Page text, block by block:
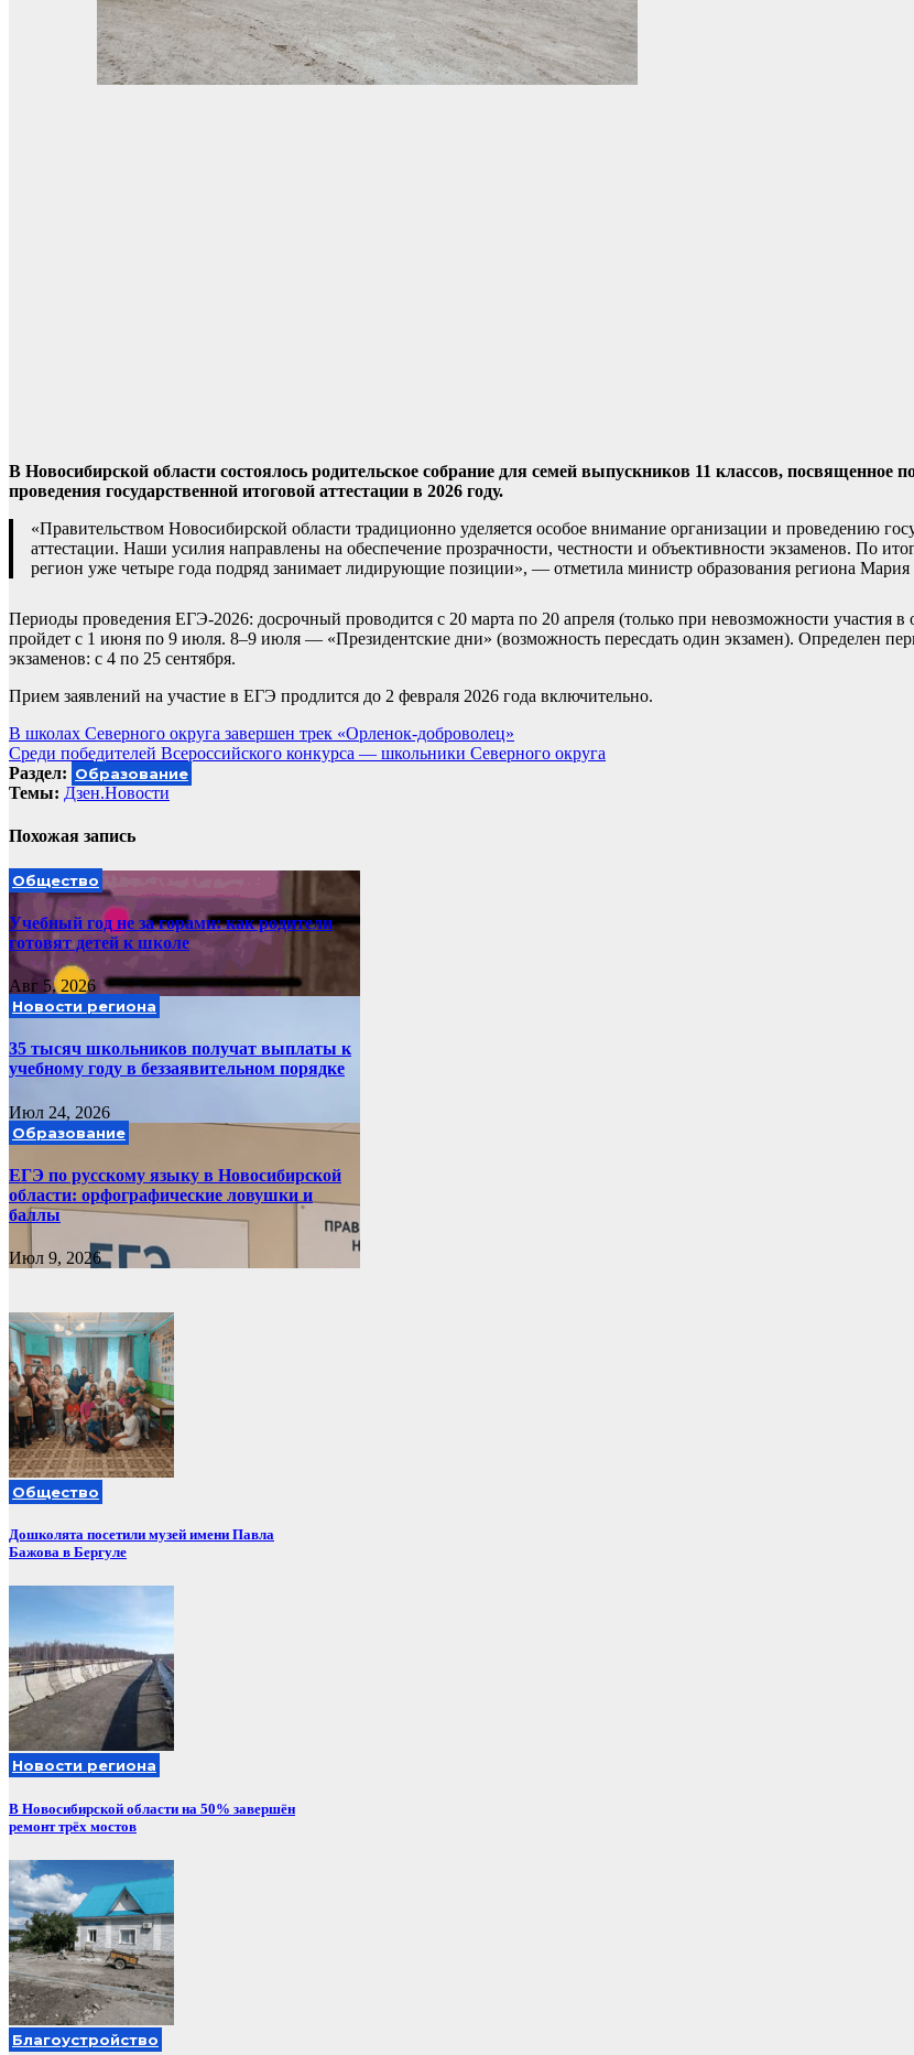
В Новосибирской области состоялось родительское собрание для семей выпускников 11 классов, посвященное
проведения государственной итоговой аттестации в 2026 году.
«Правительством Новосибирской области традиционно уделяется особое внимание организации и проведению
аттестации. Наши усилия направлены на обеспечение прозрачности, честности и объективности экзаменов. По
регион уже четыре года подряд занимает лидирующие позиции», — отметила министр образования региона
Периоды проведения ЕГЭ-2026: досрочный проводится с 20 марта по 20 апреля (только при невозможности участия
пройдет с 1 июня по 9 июля. 8–9 июля — «Президентские дни» (возможность пересдать один экзамен). Определен
экзаменов: с 4 по 25 сентября.
Прием заявлений на участие в ЕГЭ продлится до 2 февраля 2026 года включительно.
Навигация
по
записям
В школах Северного округа завершен трек «Орленок-доброволец»
Среди победителей Всероссийского конкурса — школьники Северного округа
Раздел: Образование
Темы: Дзен.Новости
Похожая запись
Общество
Учебный год не за горами: как родители
готовят детей к школе
Авг 5, 2026
Новости региона
35 тысяч школьников получат выплаты к
учебному году в беззаявительном порядке
Июл 24, 2026
Образование
ЕГЭ по русскому языку в Новосибирской
области: орфографические ловушки и
баллы
Июл 9, 2026
Общество
Дошколята посетили музей имени Павла
Бажова в Бергуле
Новости региона
В Новосибирской области на 50% завершён
ремонт трёх мостов
Благоустройство